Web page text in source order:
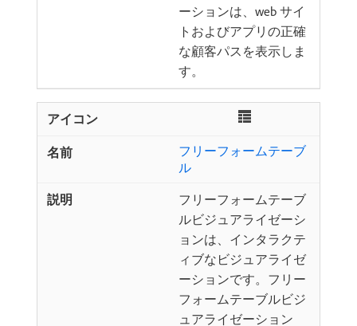
ーションは、web サイ
トおよびアプリの正確
な顧客パスを表示しま
す。
フリーフォームテーブ
ル
フリーフォームテーブ
ルビジュアライゼーシ
ョンは、インタラクテ
ィブなビジュアライゼ
ーションです。フリー
フォームテーブルビジ
ュアライゼーション